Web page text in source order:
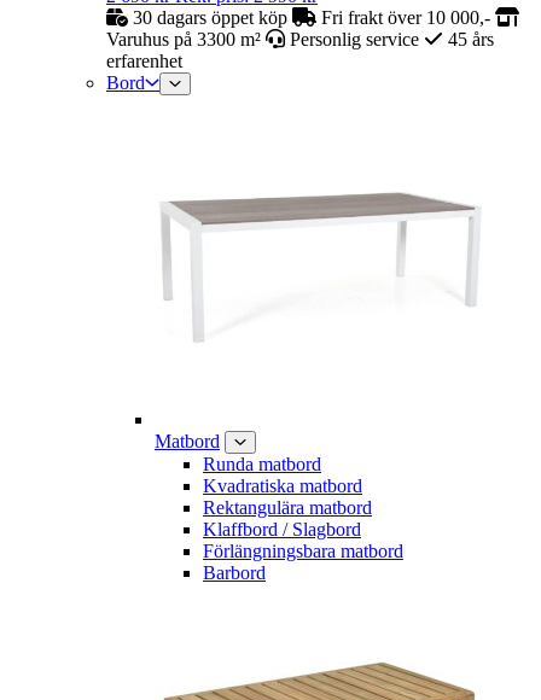
30 dagars öppet köp
Fri frakt över 10 000,-
Varuhus på 3300 m²
Personlig service
45 års
erfarenhet
Bord
Matbord
Runda matbord
Kvadratiska matbord
Rektangulära matbord
Klaffbord / Slagbord
Förlängningsbara matbord
Barbord